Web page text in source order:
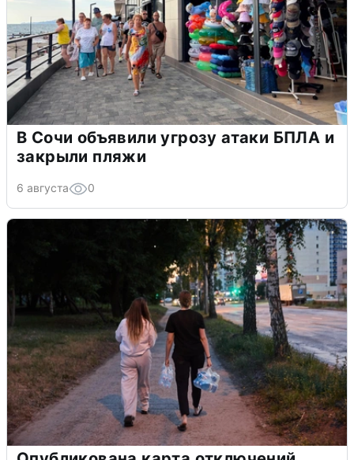
В Сочи объявили угрозу атаки БПЛА и
закрыли пляжи
6 августа 0